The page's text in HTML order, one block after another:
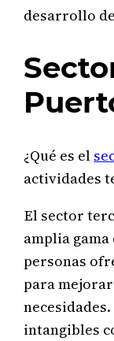
desarrollo
¿Qué es el
actividades
El sector
amplia
personas
para
intangibles